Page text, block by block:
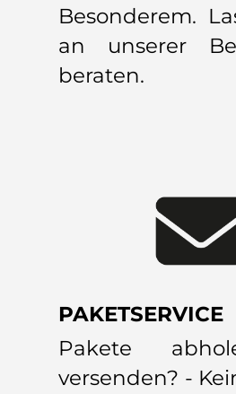
Besonderem.
an unserer
beraten.
PAKETSERVICE
Pakete
versenden? -